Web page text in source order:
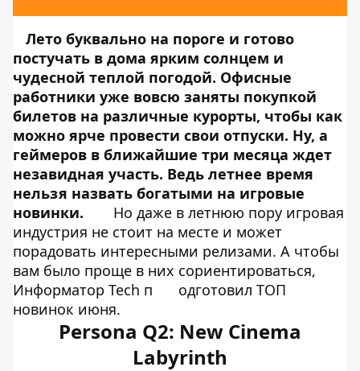
Лето буквально на пороге и готово
постучать в дома ярким солнцем и
чудесной теплой погодой. Офисные
работники уже вовсю заняты покупкой
билетов на различные курорты, чтобы как
можно ярче провести свои отпуски. Ну, а
геймеров в ближайшие три месяца ждет
незавидная участь. Ведь летнее время
нельзя назвать богатыми на игровые
новинки.
Но даже в летнюю пору игровая
индустрия не стоит на месте и может
порадовать интересными релизами. А чтобы
вам было проще в них сориентироваться,
Информатор Tech п
одготовил ТОП
новинок июня.
Persona Q2: New Cinema
Labyrinth